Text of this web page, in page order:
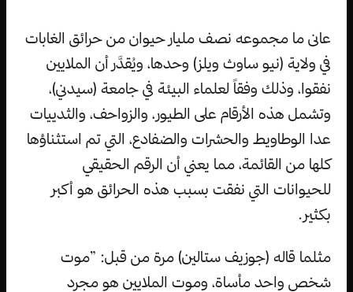
عانى ما مجموعه نصف مليار حيوان من حرائق الغابات
في ولاية (نيو ساوث ويلز) وحدها، ويُقدَّر أن الملايين
نفقوا، وذلك وفقاً لعلماء البيئة في جامعة (سيدني)،
وتشمل هذه الأرقام على الطيور، والزواحف، والثدييات
عدا الوطاويط والحشرات والضفادع، التي تم استثناؤها
كلها من القائمة، مما يعني أن الرقم الحقيقي
للحيوانات التي نفقت بسبب هذه الحرائق هو أكبر
بكثير.
مثلما قاله (جوزيف ستالين) مرة من قبل: ”موت
شخص واحد مأساة، وموت الملايين هو مجرد